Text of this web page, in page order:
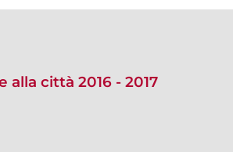
alla città 2016 - 2017